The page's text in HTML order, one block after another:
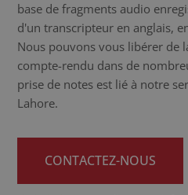
base de fragments audio
d'un transcripteur en anglais,
Nous pouvons vous libérer de
compte-rendu dans de
prise de notes est lié à notre
Lahore.
CONTACTEZ-NOUS